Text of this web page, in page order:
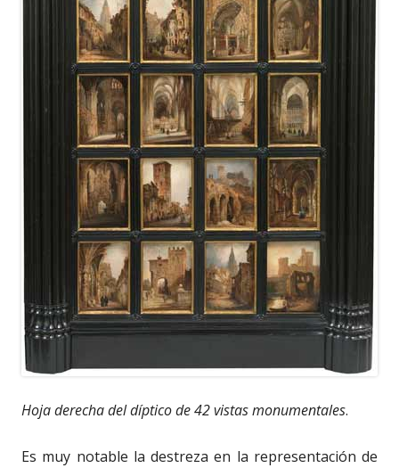
Hoja derecha del díptico de 42 vistas monumentales.
Es muy notable la destreza en la representación de